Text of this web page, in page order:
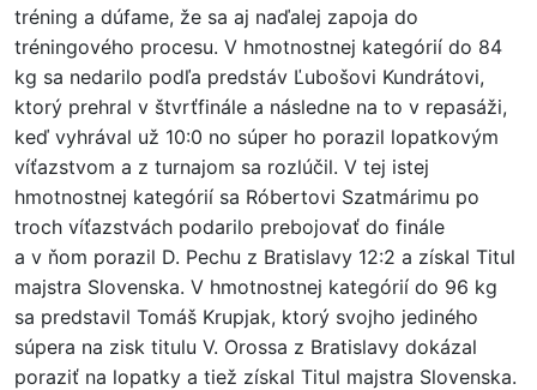
tréning a dúfame, že sa aj naďalej zapoja do
tréningového procesu. V hmotnostnej kategórií do 84
kg sa nedarilo podľa predstáv Ľubošovi Kundrátovi,
ktorý prehral v štvrťfinále a následne na to v repasáži,
keď vyhrával už 10:0 no súper ho porazil lopatkovým
víťazstvom a z turnajom sa rozlúčil. V tej istej
hmotnostnej kategórií sa Róbertovi Szatmárimu po
troch víťazstvách podarilo prebojovať do finále
a v ňom porazil D. Pechu z Bratislavy 12:2 a získal Titul
majstra Slovenska. V hmotnostnej kategórií do 96 kg
sa predstavil Tomáš Krupjak, ktorý svojho jediného
súpera na zisk titulu V. Orossa z Bratislavy dokázal
poraziť na lopatky a tiež získal Titul majstra Slovenska.